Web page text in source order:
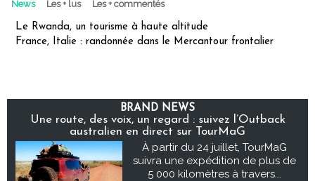
News Les + lus Les + commentés
Le Rwanda, un tourisme à haute altitude
France, Italie : randonnée dans le Mercantour frontalier
BRAND NEWS
Une route, des voix, un regard : suivez l’Outback
australien en direct sur TourMaG
À partir du 24 juillet, TourMaG
suivra une expédition de plus de
5 000 kilomètres à travers...